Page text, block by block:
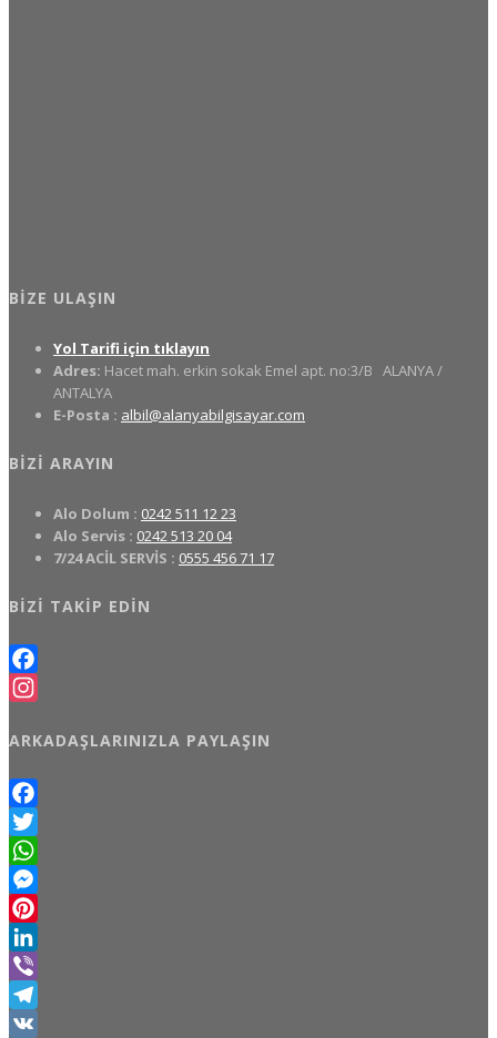
BIZE ULAŞIN
Yol Tarifi için tıklayın
Adres: Hacet mah. erkin sokak Emel apt. no:3/B ALANYA /
ANTALYA
E-Posta : albil@alanyabilgisayar.com
BIZI ARAYIN
Alo Dolum : 0242 511 12 23
Alo Servis : 0242 513 20 04
7/24 ACİL SERVİS : 0555 456 71 17
BIZI TAKIP EDIN
Facebook
ARKADAŞLARINIZLA PAYLAŞIN
Facebook
Twitter
WhatsApp
Messenger
Pinterest
LinkedIn
Viber
Telegram